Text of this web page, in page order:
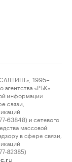
1995–
«РБК»
информации
связи,
63848) и сетевого
массовой
в сфере связи,
82385)